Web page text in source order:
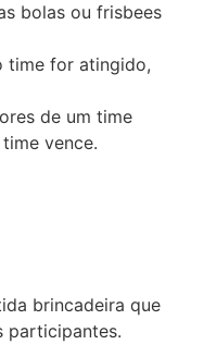
bolas ou frisbees
time for atingido,
de um time
vence.
brincadeira que
participantes.